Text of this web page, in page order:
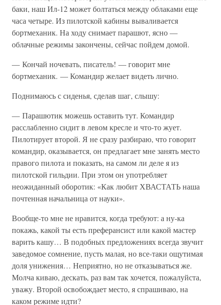
баки, наш Ил-12 может болтаться между облаками еще
часа четыре. Из пилотской кабины вываливается
бортмеханик. На ходу снимает парашют, ясно —
облачные режимы закончены, сейчас пойдем домой.
— Кончай ночевать, писатель! — говорит мне
бортмеханик. — Командир желает видеть лично.
Поднимаюсь с сиденья, сделав шаг, слышу:
— Парашютик можешь оставить тут. Командир
расслабленно сидит в левом кресле и что-то жует.
Пилотирует второй. Я не сразу разбираю, что говорит
командир, оказывается, он предлагает мне занять место
правого пилота и показать, на самом ли деле я из
пилотской гильдии. При этом он употребляет
неожиданный оборотик: «Как любит ХВАСТАТЬ наша
почтенная начальница от науки».
Вообще-то мне не нравится, когда требуют: а ну-ка
покажь, какой ты есть преферансист или какой мастер
варить кашу… В подобных предложениях всегда звучит
заведомое сомнение, пусть малая, но все-таки ощутимая
доля унижения… Неприятно, но не отказываться же.
Молча киваю, дескать, раз вам так хочется, пожалуйста,
уважу. Второй освобождает место, я спрашиваю, на
каком режиме идти?